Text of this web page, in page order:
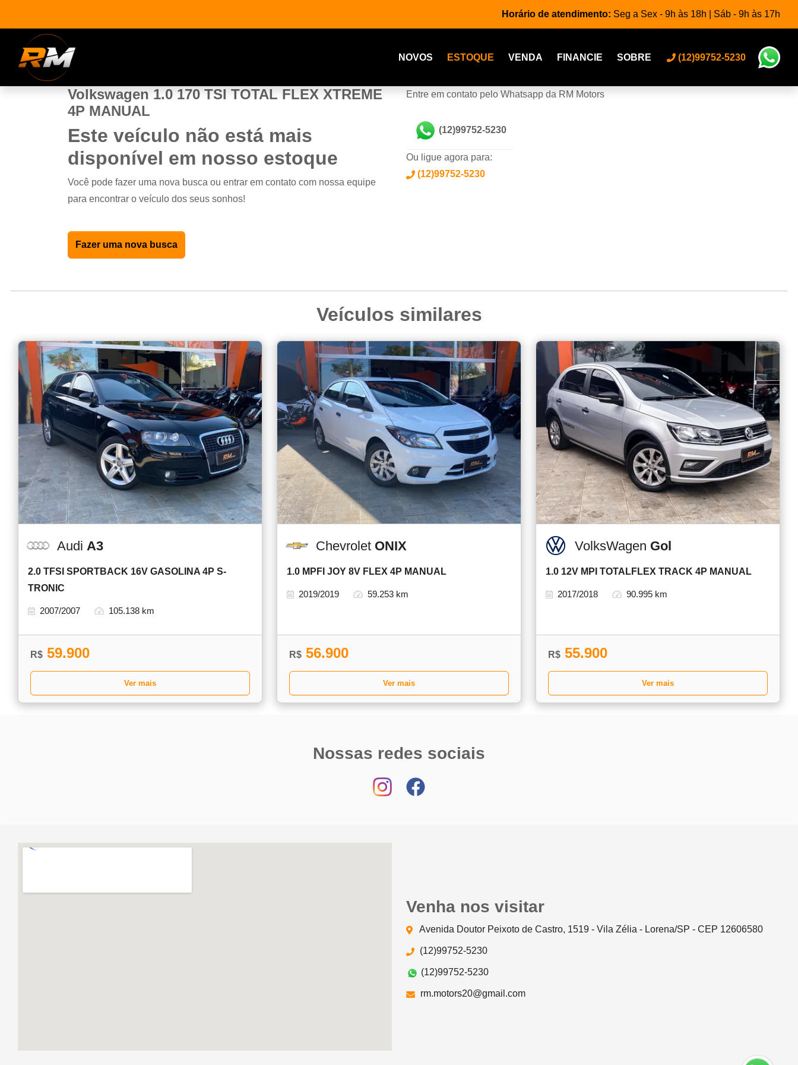
Horário de atendimento: Seg a Sex - 9h às 18h | Sáb - 9h às 17h
NOVOS ESTOQUE VENDA FINANCIE SOBRE (12)99752-5230
Volkswagen 1.0 170 TSI TOTAL FLEX XTREME
4P MANUAL
Este veículo não está mais
disponível em nosso estoque
Você pode fazer uma nova busca ou entrar em contato com nossa equipe
para encontrar o veículo dos seus sonhos!
Fazer uma nova busca
Entre em contato pelo Whatsapp da RM Motors
(12)99752-5230
Ou ligue agora para:
(12)99752-5230
Veículos similares
Audi A3
2.0 TFSI SPORTBACK 16V GASOLINA 4P S-
TRONIC
2007/2007 105.138 km
R$ 59.900
Ver mais
Chevrolet ONIX
1.0 MPFI JOY 8V FLEX 4P MANUAL
2019/2019 59.253 km
R$ 56.900
Ver mais
VolksWagen Gol
1.0 12V MPI TOTALFLEX TRACK 4P MANUAL
2017/2018 90.995 km
R$ 55.900
Ver mais
Nossas redes sociais
Venha nos visitar
Avenida Doutor Peixoto de Castro, 1519 - Vila Zélia - Lorena/SP - CEP 12606580
(12)99752-5230
(12)99752-5230
rm.motors20@gmail.com